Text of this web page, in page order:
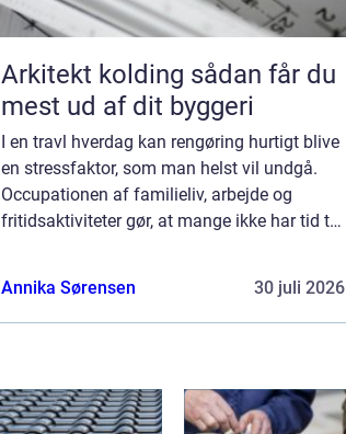
Arkitekt kolding sådan får du
mest ud af dit byggeri
I en travl hverdag kan rengøring hurtigt blive
en stressfaktor, som man helst vil undgå.
Occupationen af familieliv, arbejde og
fritidsaktiviteter gør, at mange ikke har tid til
Annika Sørensen 30 juli 2026